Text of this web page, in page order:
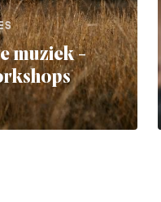
muziek -